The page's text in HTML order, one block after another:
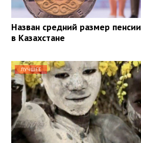
Назван средний размер пенсии
в Казахстане
ЛУЧШЕЕ